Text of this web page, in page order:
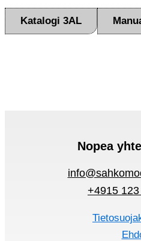
Katalogi 3AL
Nopea
+4915